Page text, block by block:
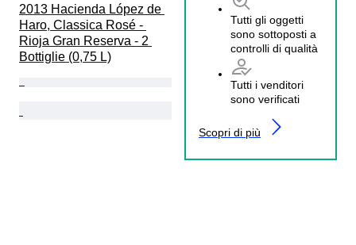
2013 Hacienda López de
Haro, Classica Rosé -
Rioja Gran Reserva - 2
Bottiglie (0,75 L)
Tutti gli oggetti
sono sottoposti a
controlli di qualità
Tutti i venditori
sono verificati
Scopri di più